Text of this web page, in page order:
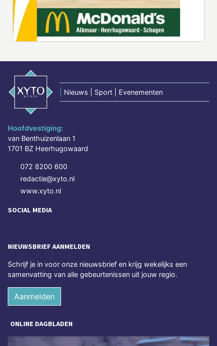
Nieuws | Sport | Evenementen
Hoofdvestiging:
van Benthuizenlaan 1
1701 BZ Heerhugowaard
072 8200 600
redactie@xyto.nl
www.xyto.nl
SOCIAL MEDIA
NIEUWSBRIEF AANMELDEN
Schrijf je in voor onze nieuwsbrief en krijg wekelijks een
samenvatting van alle gebeurtenissen uit jouw regio.
Aanmelden
ONLINE DAGBLADEN